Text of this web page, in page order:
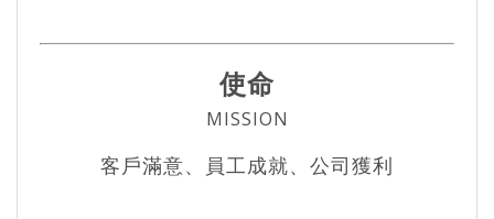
使命
MISSION
客戶滿意、員工成就、公司獲利